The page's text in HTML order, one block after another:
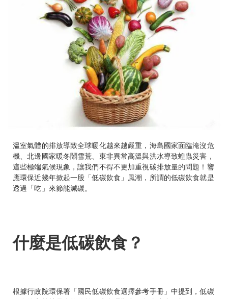
溫室氣體的排放導致全球暖化越來越嚴重，海島國家面臨淹沒危
機、北邊國家暖冬鬧雪荒、東非異常高溫與洪水導致蝗蟲災害，
這些極端氣候現象，讓我們不得不更加重視碳排放量的問題！響
應環保近幾年掀起一股「低碳飲食」風潮，所謂的低碳飲食就是
透過「吃」來節能減碳。
什麼是低碳飲食？
根據行政院環保署「國民低碳飲食選擇參考手冊」中提到，低碳